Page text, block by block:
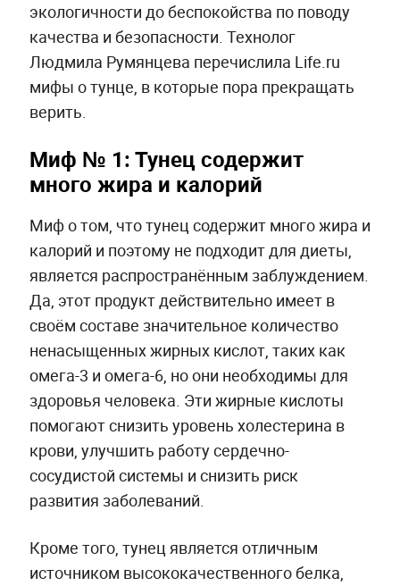
экологичности до беспокойства по поводу
качества и безопасности. Технолог
Людмила Румянцева перечислила Life.ru
мифы о тунце, в которые пора прекращать
верить.
Миф № 1: Тунец содержит
много жира и калорий
Миф о том, что тунец содержит много жира и
калорий и поэтому не подходит для диеты,
является распространённым заблуждением.
Да, этот продукт действительно имеет в
своём составе значительное количество
ненасыщенных жирных кислот, таких как
омега-3 и омега-6, но они необходимы для
здоровья человека. Эти жирные кислоты
помогают снизить уровень холестерина в
крови, улучшить работу сердечно-
сосудистой системы и снизить риск
развития заболеваний.
Кроме того, тунец является отличным
источником высококачественного белка,